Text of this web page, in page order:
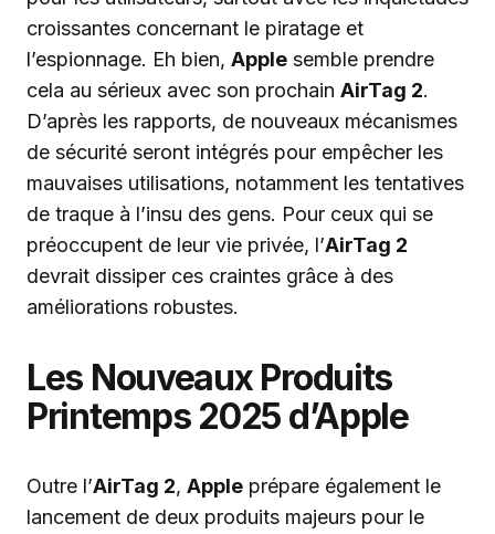
croissantes concernant le piratage et
l’espionnage. Eh bien, Apple semble prendre
cela au sérieux avec son prochain AirTag 2.
D’après les rapports, de nouveaux mécanismes
de sécurité seront intégrés pour empêcher les
mauvaises utilisations, notamment les tentatives
de traque à l’insu des gens. Pour ceux qui se
préoccupent de leur vie privée, l’AirTag 2
devrait dissiper ces craintes grâce à des
améliorations robustes.
Les Nouveaux Produits
Printemps 2025 d’Apple
Outre l’AirTag 2, Apple prépare également le
lancement de deux produits majeurs pour le